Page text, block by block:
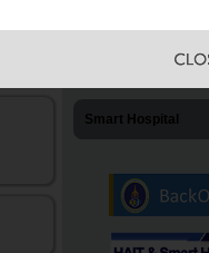
Smart Hospital